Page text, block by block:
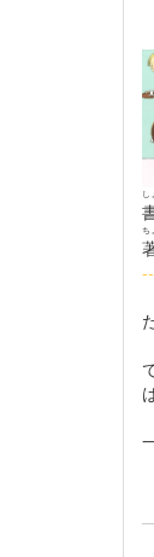
し
ち